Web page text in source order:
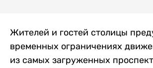
Жителей и гостей столицы
временных ограничениях
из самых загруженных